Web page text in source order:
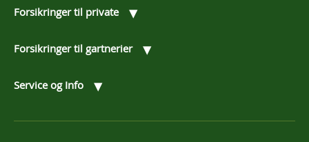
Forsikringer til private ▾
Forsikringer til gartnerier ▾
Service og Info ▾